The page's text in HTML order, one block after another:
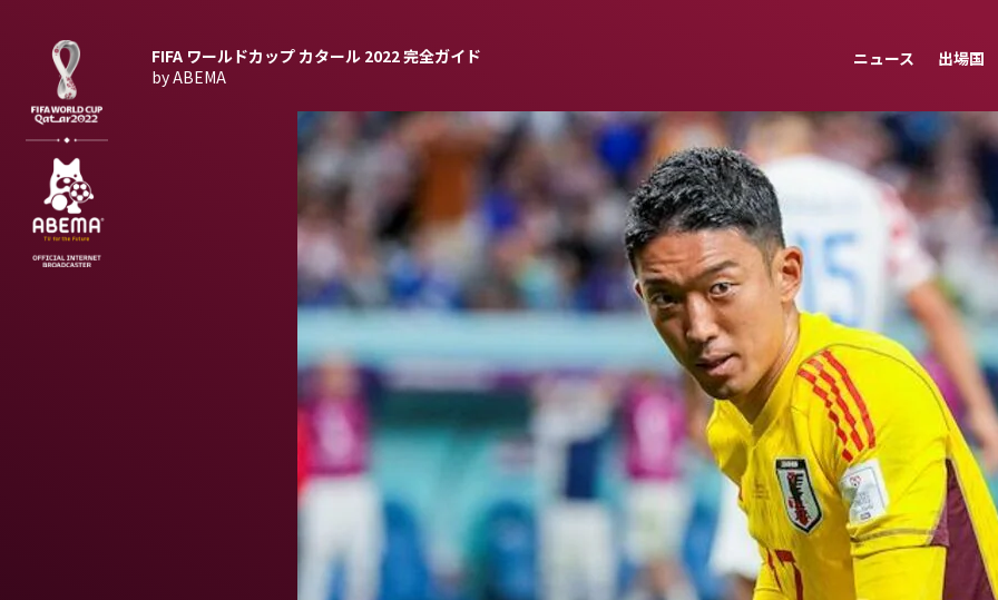
FIFA ワールドカップ カタール 2022完全ガイド
by ABEMA
ニュース 出場国